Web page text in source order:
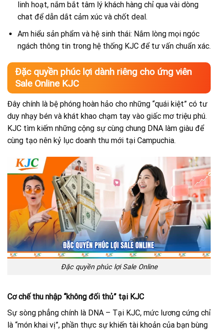
linh hoạt, nắm bắt tâm lý khách hàng chỉ qua vài dòng
chat để dẫn dắt cảm xúc và chốt deal.
Am hiểu sản phẩm và hệ sinh thái: Nắm lòng mọi ngóc
ngách thông tin trong hệ thống KJC để tư vấn chuẩn xác.
Đặc quyền phúc lợi dành riêng cho ứng viên
Sale Online KJC
Đây chính là bệ phóng hoàn hảo cho những “quái kiệt” có tư
duy nhạy bén và khát khao chạm tay vào giấc mơ triệu phú.
KJC tìm kiếm những cộng sự cùng chung DNA làm giàu để
cùng tạo nên kỷ lục doanh thu mới tại Campuchia.
Đặc quyền phúc lợi Sale Online
Cơ chế thu nhập “không đối thủ” tại KJC
Sự sòng phẳng chính là DNA – Tại KJC, mức lương cứng chỉ
là “món khai vị”, phần thực sự khiến tài khoản của bạn bùng